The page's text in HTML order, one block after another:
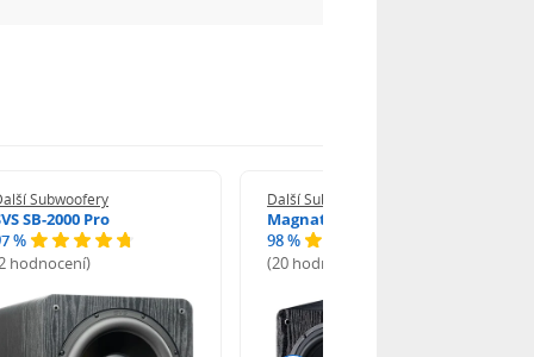
Subwoofery
SB-2000 Pro
%
hodnocení)
Další Subwoofery
Magnat Alpha RS 8
98 %
(20 hodnocení)